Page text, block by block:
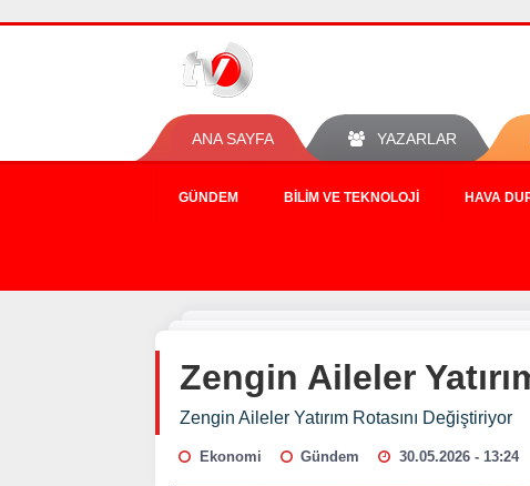
ANA SAYFA YAZARLAR
GÜNDEM BILIM VE TEKNOLOJI HAVA
Zengin Aileler
Zengin Aileler Yatırım Rotasını Değiştiriyor
Ekonomi Gündem 30.05.2026 - 13:24